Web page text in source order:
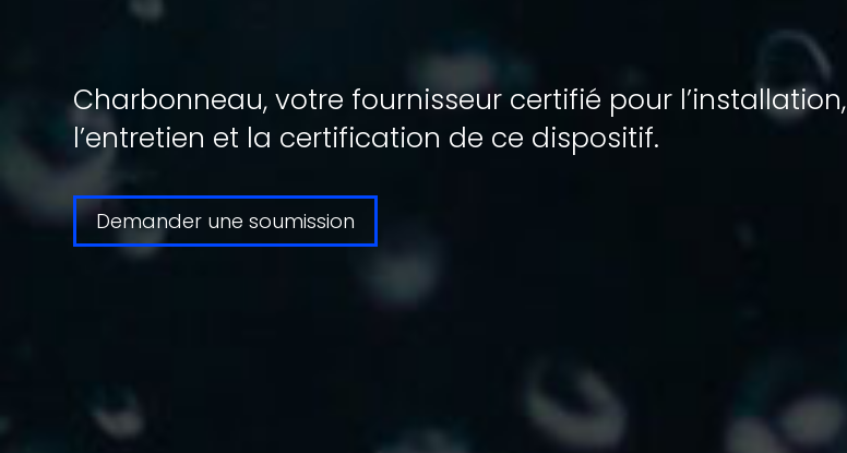
Charbonneau, votre fournisseur certifié pour l’installation,
l’entretien et la certification de ce dispositif.
Demander une soumission